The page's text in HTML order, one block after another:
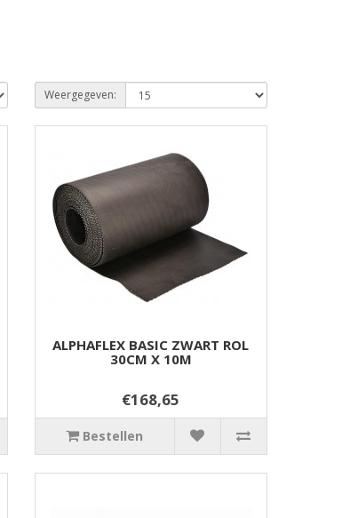
Weergegeven:
ALPHAFLEX BASIC ZWART ROL
30CM X 10M
€168,65
Bestellen